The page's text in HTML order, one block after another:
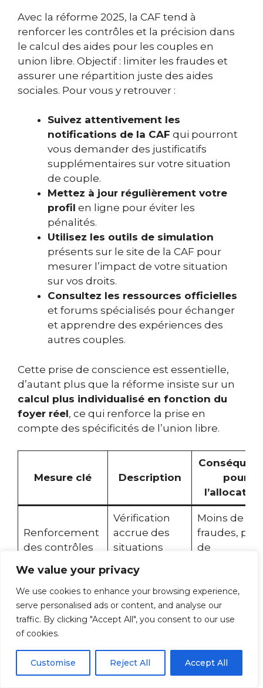
We value your privacy
We use cookies to enhance your browsing experience,
serve personalised ads or content, and analyse our
traffic. By clicking "Accept All", you consent to our use
of cookies.
Customise Reject All Accept All
Avec la réforme 2025, la CAF tend à
renforcer les contrôles et la précision dans
le calcul des aides pour les couples en
union libre. Objectif : limiter les fraudes et
assurer une répartition juste des aides
sociales. Pour vous y retrouver :
Suivez attentivement les
notifications de la CAF qui pourront
vous demander des justificatifs
supplémentaires sur votre situation
de couple.
Mettez à jour régulièrement votre
profil en ligne pour éviter les
pénalités.
Utilisez les outils de simulation
présents sur le site de la CAF pour
mesurer l’impact de votre situation
sur vos droits.
Consultez les ressources officielles
et forums spécialisés pour échanger
et apprendre des expériences des
autres couples.
Cette prise de conscience est essentielle,
d’autant plus que la réforme insiste sur un
calcul plus individualisé en fonction du
foyer réel, ce qui renforce la prise en
compte des spécificités de l’union libre.
Mesure clé Description
pour
Renforcement
des contrôles
Vérification
accrue des
situations
Moins de
fraudes, plus
de
Automatisation
des mises à
jour
Suivi en
temps réel
des
Ajustements
rapides des
Meilleure